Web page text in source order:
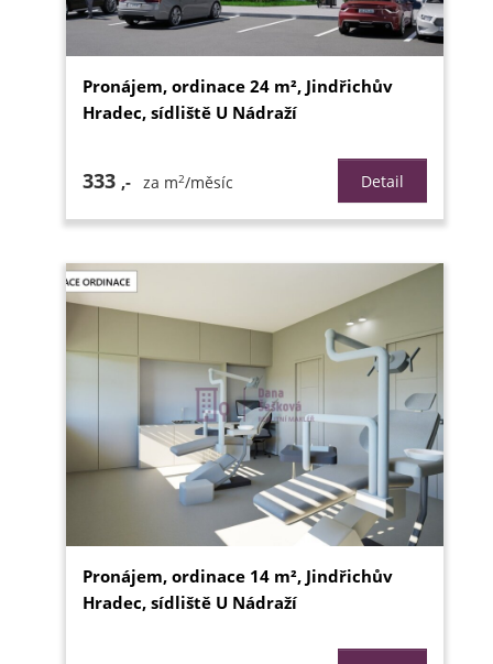
Pronájem, ordinace 24 m², Jindřichův
Hradec, sídliště U Nádraží
333 ,- za m2/měsíc Detail
Pronájem, ordinace 14 m², Jindřichův
Hradec, sídliště U Nádraží